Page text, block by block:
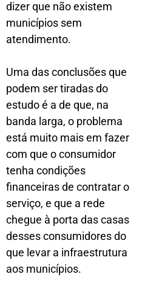
dizer que não existem
municípios sem
atendimento.
Uma das conclusões que
podem ser tiradas do
estudo é a de que, na
banda larga, o problema
está muito mais em fazer
com que o consumidor
tenha condições
financeiras de contratar o
serviço, e que a rede
chegue à porta das casas
desses consumidores do
que levar a infraestrutura
aos municípios.